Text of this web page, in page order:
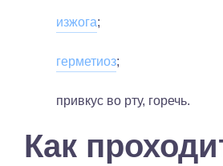
изжога;
герметиоз;
привкус во рту, горечь.
Как